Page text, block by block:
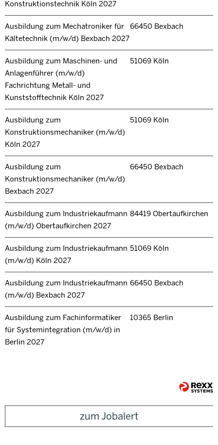
Konstruktionstechnik Köln 2027
Ausbildung zum Mechatroniker für
Kältetechnik (m/w/d) Bexbach 2027
66450 Bexbach
Ausbildung zum Maschinen- und
Anlagenführer (m/w/d)
Fachrichtung Metall- und
Kunststofftechnik Köln 2027
51069 Köln
Ausbildung zum
Konstruktionsmechaniker (m/w/d)
Köln 2027
51069 Köln
Ausbildung zum
Konstruktionsmechaniker (m/w/d)
Bexbach 2027
66450 Bexbach
Ausbildung zum Industriekaufmann
(m/w/d) Obertaufkirchen 2027
84419 Obertaufkirchen
Ausbildung zum Industriekaufmann
(m/w/d) Köln 2027
51069 Köln
Ausbildung zum Industriekaufmann
(m/w/d) Bexbach 2027
66450 Bexbach
Ausbildung zum Fachinformatiker
für Systemintegration (m/w/d) in
Berlin 2027
10365 Berlin
zum Jobalert